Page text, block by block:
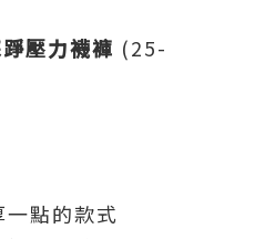
壓力襪褲 (25-
點的款式